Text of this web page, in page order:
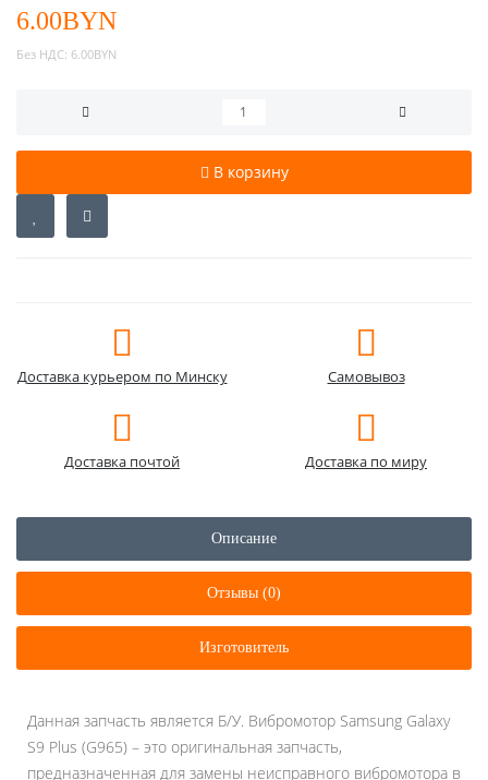
6.00BYN
Без НДС: 6.00BYN
В корзину
Доставка курьером по Минску Самовывоз
Доставка почтой Доставка по миру
Описание
Отзывы (0)
Изготовитель
Данная запчасть является Б/У. Вибромотор Samsung Galaxy
S9 Plus (G965) – это оригинальная запчасть,
предназначенная для замены неисправного вибромотора в